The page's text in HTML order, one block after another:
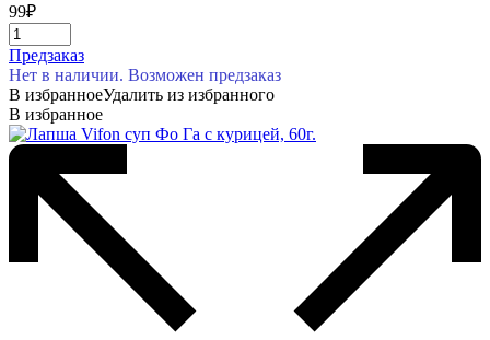
99₽
Предзаказ
Нет в наличии. Возможен предзаказ
В избранноеУдалить из избранного
В избранное